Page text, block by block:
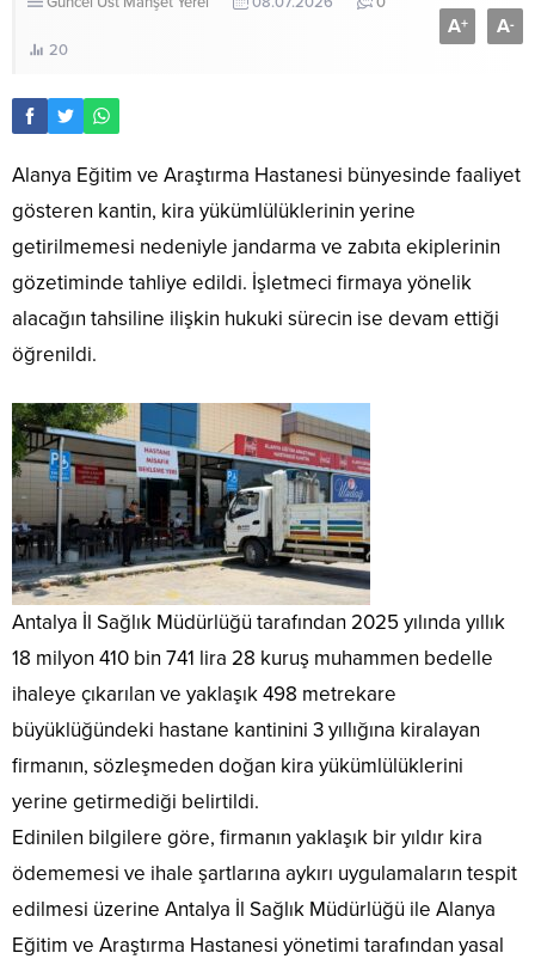
20
A+ A-
Alanya Eğitim ve Araştırma Hastanesi bünyesinde faaliyet
gösteren kantin, kira yükümlülüklerinin yerine
getirilmemesi nedeniyle jandarma ve zabıta ekiplerinin
gözetiminde tahliye edildi. İşletmeci firmaya yönelik
alacağın tahsiline ilişkin hukuki sürecin ise devam ettiği
öğrenildi.
Antalya İl Sağlık Müdürlüğü tarafından 2025 yılında yıllık
18 milyon 410 bin 741 lira 28 kuruş muhammen bedelle
ihaleye çıkarılan ve yaklaşık 498 metrekare
büyüklüğündeki hastane kantinini 3 yıllığına kiralayan
firmanın, sözleşmeden doğan kira yükümlülüklerini
yerine getirmediği belirtildi.
Edinilen bilgilere göre, firmanın yaklaşık bir yıldır kira
ödememesi ve ihale şartlarına aykırı uygulamaların tespit
edilmesi üzerine Antalya İl Sağlık Müdürlüğü ile Alanya
Eğitim ve Araştırma Hastanesi yönetimi tarafından yasal